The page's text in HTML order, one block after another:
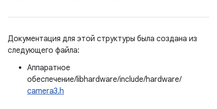
Документация для этой структуры была создана из
следующего файла:
Аппаратное
обеспечение/libhardware/include/hardware/
camera3.h